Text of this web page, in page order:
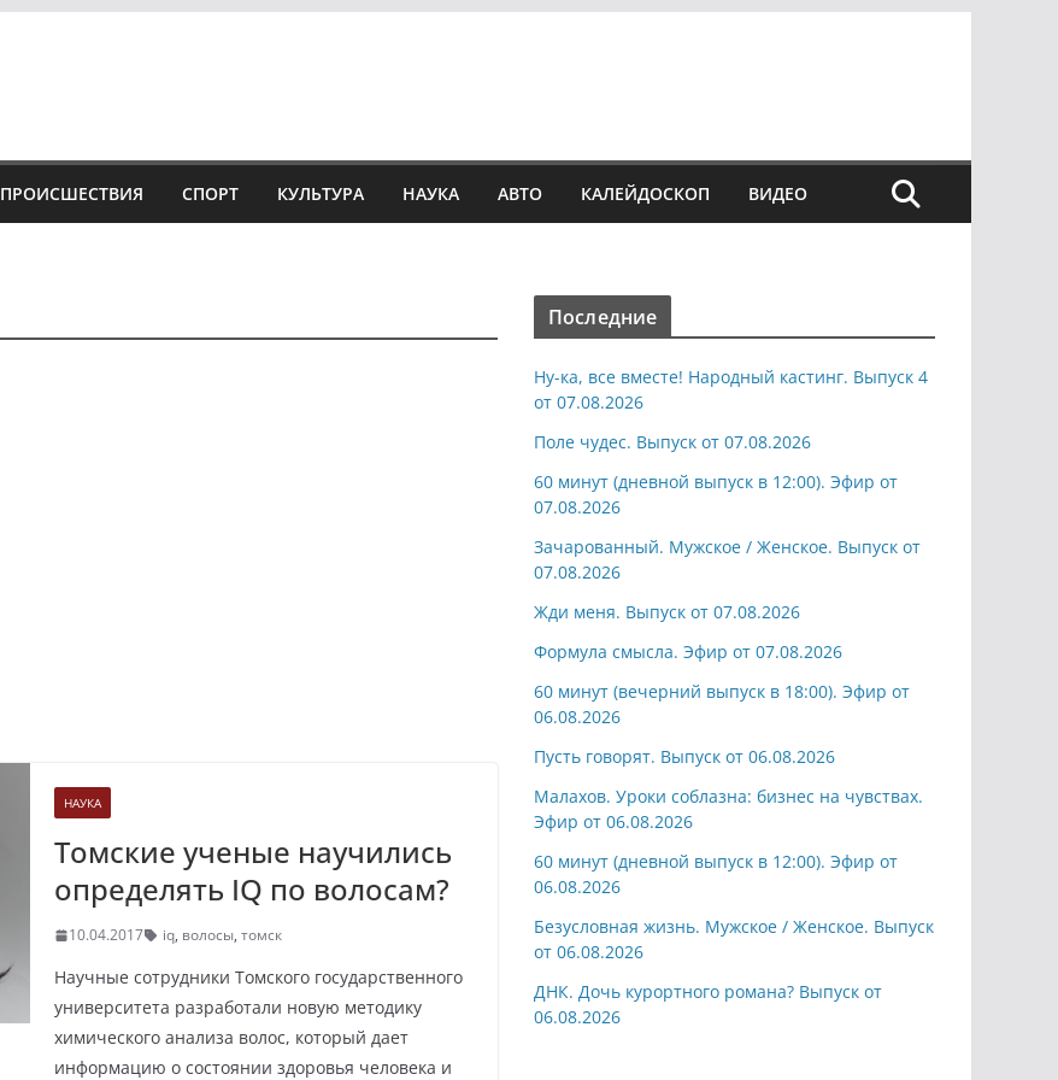
ПРОИСШЕСТВИЯ СПОРТ КУЛЬТУРА НАУКА АВТО КАЛЕЙДОСКОП ВИДЕО
НАУКА
Томские ученые научились
определять IQ по волосам?
10.04.2017 iq, волосы, томск
Научные сотрудники Томского государственного
университета разработали новую методику
химического анализа волос, который дает
информацию о состоянии здоровья человека и
Последние
Ну-ка, все вместе! Народный кастинг. Выпуск 4
от 07.08.2026
Поле чудес. Выпуск от 07.08.2026
60 минут (дневной выпуск в 12:00). Эфир от
07.08.2026
Зачарованный. Мужское / Женское. Выпуск от
07.08.2026
Жди меня. Выпуск от 07.08.2026
Формула смысла. Эфир от 07.08.2026
60 минут (вечерний выпуск в 18:00). Эфир от
06.08.2026
Пусть говорят. Выпуск от 06.08.2026
Малахов. Уроки соблазна: бизнес на чувствах.
Эфир от 06.08.2026
60 минут (дневной выпуск в 12:00). Эфир от
06.08.2026
Безусловная жизнь. Мужское / Женское. Выпуск
от 06.08.2026
ДНК. Дочь курортного романа? Выпуск от
06.08.2026